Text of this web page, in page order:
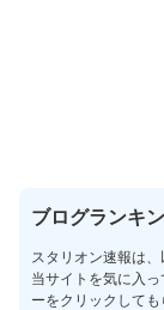
ブログランキ
スタリオン速報は
当サイトを気に入
ーをクリックして